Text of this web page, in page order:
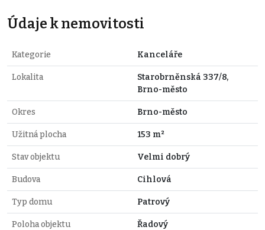
Údaje k nemovitosti
Kategorie Kanceláře
Lokalita
Starobrněnská 337/8,
Brno-město
Okres Brno-město
Užitná plocha 153 m²
Stav objektu Velmi dobrý
Budova Cihlová
Typ domu Patrový
Poloha objektu Řadový